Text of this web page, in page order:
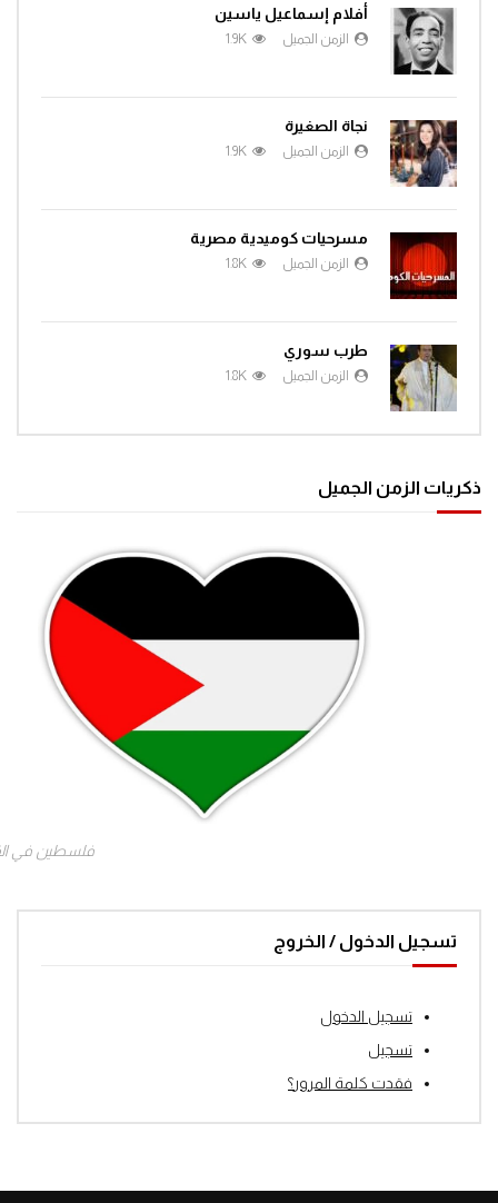
أفلام إسماعيل ياسين
الزمن الجميل 1.9K
نجاة الصغيرة
الزمن الجميل 1.9K
مسرحيات كوميدية مصرية
الزمن الجميل 1.8K
طرب سوري
الزمن الجميل 1.8K
ذكريات الزمن الجميل
فلسطين في
تسجيل الدخول / الخروج
تسجيل الدخول
تسجيل
فقدت كلمة المرور؟